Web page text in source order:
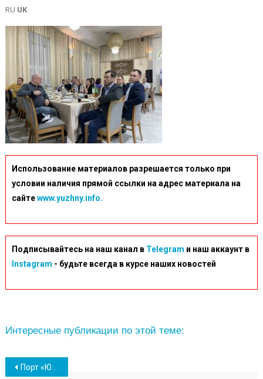
RU UK
Использование материалов разрешается только при
условии наличия прямой ссылки на адрес материала на
сайтеwww.yuzhny.info.
Подписывайтесь на наш канал в Telegram и наш аккаунт в
Instagram - будьте всегда в курсе наших новостей
Интересные публикации по этой теме:
Навігація
Порт «Южный» наградил победителей Спартакиады-2021 (фото)